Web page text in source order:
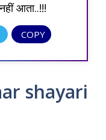
आता..!!!
COPY
shayari